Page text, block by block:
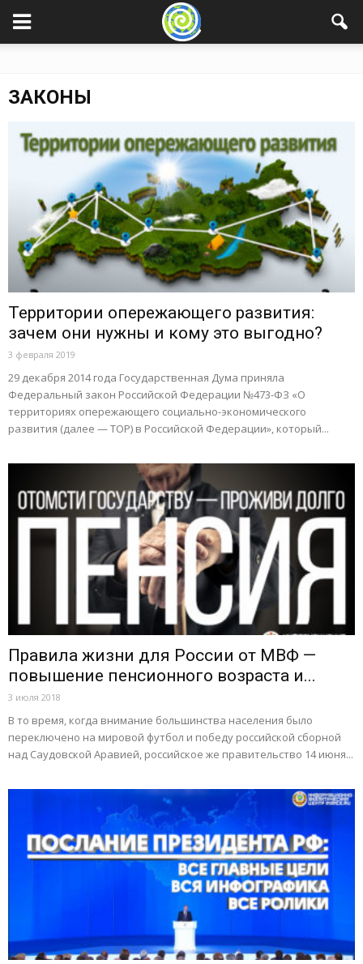
ЗАКОНЫ
Территории опережающего развития:
зачем они нужны и кому это выгодно?
3 февраля 2019
29 декабря 2014 года Государственная Дума приняла
Федеральный закон Российской Федерации №473-ФЗ «О
территориях опережающего социально-экономического
развития (далее — ТОР) в Российской Федерации», который...
Правила жизни для России от МВФ —
повышение пенсионного возраста и...
3 июля 2018
В то время, когда внимание большинства населения было
переключено на мировой футбол и победу российской сборной
над Саудовской Аравией, российское же правительство 14 июня...